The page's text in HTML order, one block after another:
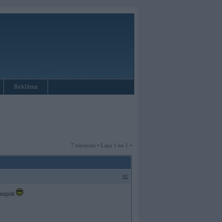
Reklāma
7 ziņojumi • Lapa 1 no 1 •
#1